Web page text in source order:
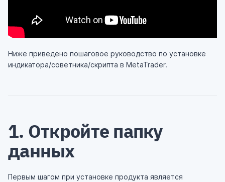
Ниже приведено пошаговое руководство по установке
индикатора/советника/скрипта в MetaTrader.
1. Откройте папку
данных
Первым шагом при установке продукта является